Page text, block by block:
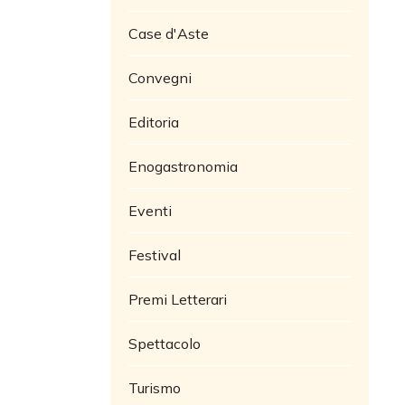
Case d'Aste
Convegni
Editoria
Enogastronomia
Eventi
Festival
Premi Letterari
Spettacolo
Turismo